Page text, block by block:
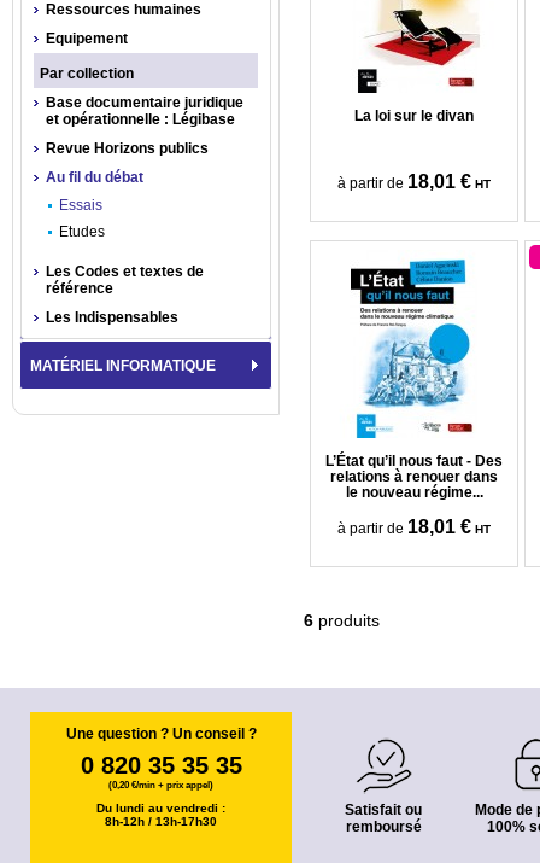
La loi sur le divan
à partir de 18,01 € HT
L’État qu’il nous faut - Des
relations à renouer dans
le nouveau régime...
à partir de 18,01 € HT
6 produits
Ressources humaines
Equipement
Par collection
Base documentaire juridique
et opérationnelle : Légibase
Revue Horizons publics
Au fil du débat
Essais
Etudes
Les Codes et textes de
référence
Les Indispensables
MATÉRIEL INFORMATIQUE
Une question ? Un conseil ?
0 820 35 35 35
(0,20 €/min + prix appel)
Du lundi au vendredi :
8h-12h / 13h-17h30
Satisfait ou
remboursé
Mode de
100%